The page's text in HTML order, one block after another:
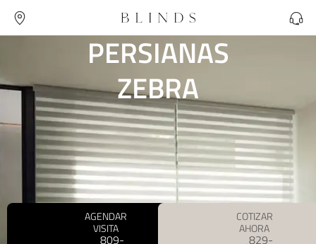
PERSIANAS
ZEBRA
AGENDAR
VISITA
809-
COTIZAR
AHORA
829-